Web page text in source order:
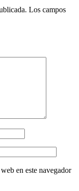
Los campos
en este navegador